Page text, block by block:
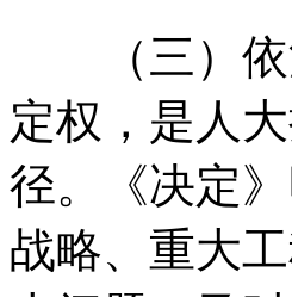
（三）依
定权 ， 是人
径。 《决定
战略、重大